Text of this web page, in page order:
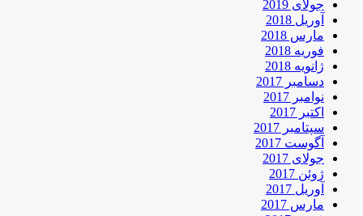
جولای 2019
آوریل 2018
مارس 2018
فوریه 2018
ژانویه 2018
دسامبر 2017
نوامبر 2017
اکتبر 2017
سپتامبر 2017
آگوست 2017
جولای 2017
ژوئن 2017
آوریل 2017
مارس 2017